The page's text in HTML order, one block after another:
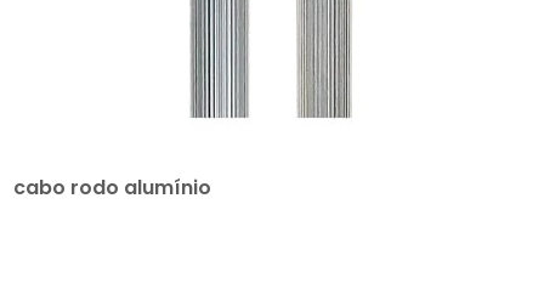
cabo rodo alumínio